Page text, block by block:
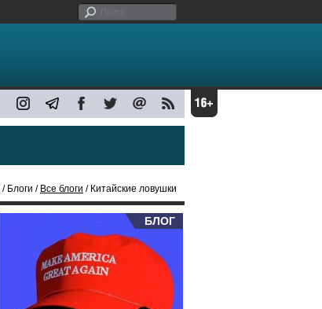
/ Блоги / Все блоги / Китайские ловушки
БЛОГ